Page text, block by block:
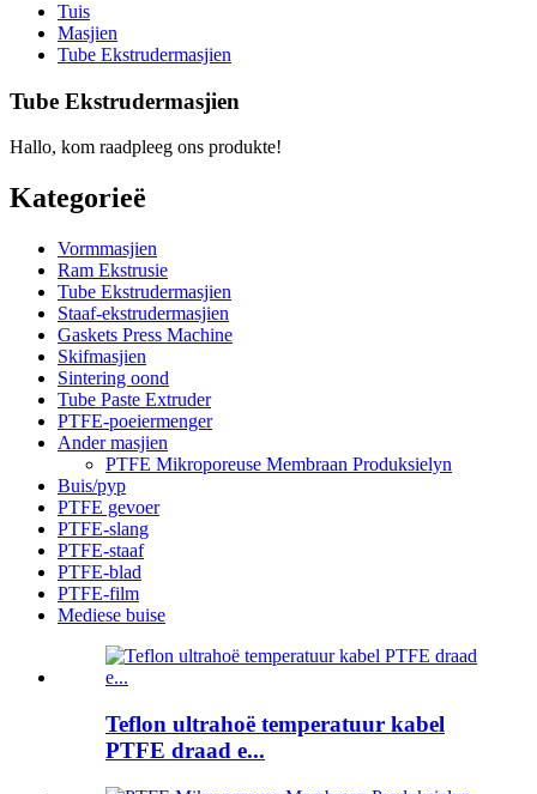
Tuis
Masjien
Tube Ekstrudermasjien
Tube Ekstrudermasjien
Hallo, kom raadpleeg ons produkte!
Kategorieë
Vormmasjien
Ram Ekstrusie
Tube Ekstrudermasjien
Staaf-ekstrudermasjien
Gaskets Press Machine
Skifmasjien
Sintering oond
Tube Paste Extruder
PTFE-poeiermenger
Ander masjien
PTFE Mikroporeuse Membraan Produksielyn
Buis/pyp
PTFE gevoer
PTFE-slang
PTFE-staaf
PTFE-blad
PTFE-film
Mediese buise
Teflon ultrahoë temperatuur kabel
PTFE draad e...